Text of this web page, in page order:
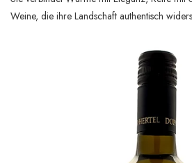
Weine, die ihre Landschaft authentisch